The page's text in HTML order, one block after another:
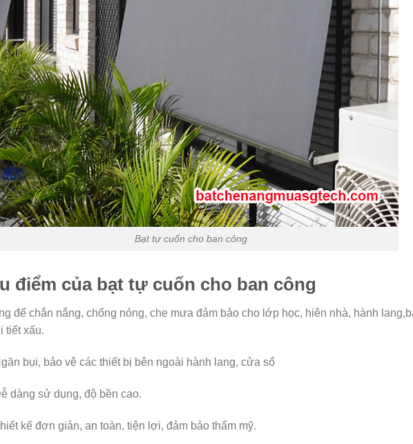
Bạt tự cuốn cho ban công
điểm của bạt tự cuốn cho ban công
để chắn nắng, chống nóng, che mưa đảm bảo cho lớp học, hiên nhà, hành
tiết xấu.
bụi, bảo vệ các thiết bị bên ngoài hành lang, cửa sổ
dàng sử dụng, độ bền cao.
kế đơn giản, an toàn, tiện lợi, đảm bảo thẩm mỹ.